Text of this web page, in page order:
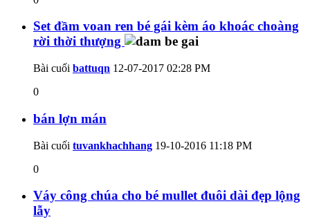
Set đầm voan ren bé gái kèm áo khoác choàng
rời thời thượng
Bài cuối battuqn 12-07-2017 02:28 PM
0
bán lợn mán
Bài cuối tuvankhachhang 19-10-2016 11:18 PM
0
Váy công chúa cho bé mullet đuôi dài đẹp lộng
lẫy